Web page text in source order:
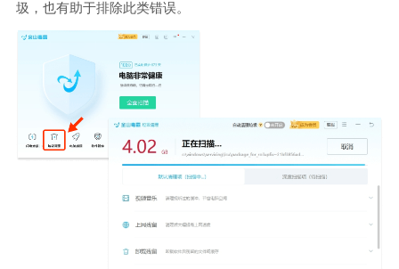
圾，也有助于排除此类错误。